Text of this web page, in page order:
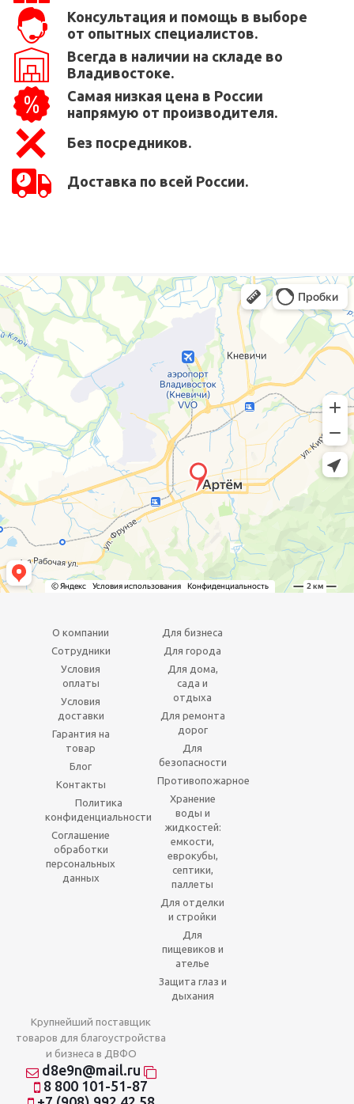
Консультация и помощь в выборе
от опытных специалистов.
Всегда в наличии на складе во
Владивостоке.
Самая низкая цена в России
напрямую от производителя.
Без посредников.
Доставка по всей России.
О компании
Сотрудники
Условия
оплаты
Условия
доставки
Гарантия на
товар
Блог
Контакты
Политика
конфиденциальности
Соглашение
обработки
персональных
данных
Для бизнеса
Для города
Для дома,
сада и
отдыха
Для ремонта
дорог
Для
безопасности
Противопожарное
Хранение
воды и
жидкостей:
емкости,
еврокубы,
септики,
паллеты
Для отделки
и стройки
Для
пищевиков и
ателье
Защита глаз и
дыхания
Крупнейший поставщик
товаров для благоустройства
и бизнеса в ДВФО
d8e9n@mail.ru
8 800 101-51-87